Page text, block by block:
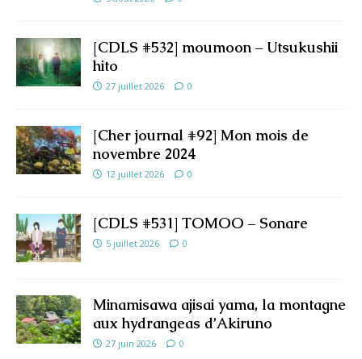
[CDLS #532] moumoon – Utsukushii
hito
27 juillet 2026 0
[Cher journal #92] Mon mois de
novembre 2024
12 juillet 2026 0
[CDLS #531] TOMOO – Sonare
5 juillet 2026 0
Minamisawa ajisai yama, la montagne
aux hydrangeas d’Akiruno
27 juin 2026 0